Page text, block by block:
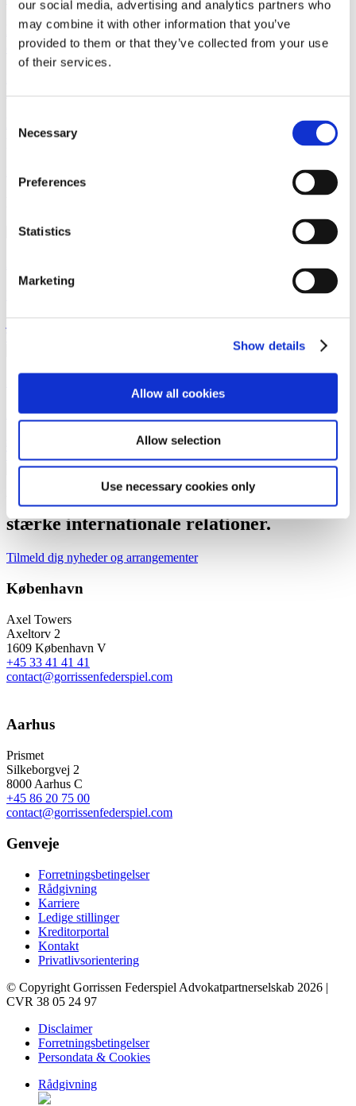
our social media, advertising and analytics partners who
may combine it with other information that you’ve
provided to them or that they’ve collected from your use
of their services.
Selection
Necessary
Preferences
Statistics
Marketing
Show details
Allow all cookies
Allow selection
Use necessary cookies only
Ny Covid-19-regulering i Tyskland: Tilpasning af
erhvervslejekontrakter
Ny mulighed for kompensation i forbindelse med tv-
produktioner som følge af COVID-19-restriktioner
Managing Counsel (L)
sbo@gorrissenfederspiel.com
T +45 86 20 74 63
Vi er et førende dansk advokatfirma med
stærke internationale relationer.
Tilmeld dig nyheder og arrangementer
København
Axel Towers
Axeltorv 2
1609 København V
+45 33 41 41 41
contact@gorrissenfederspiel.com
Aarhus
Prismet
Silkeborgvej 2
8000 Aarhus C
+45 86 20 75 00
contact@gorrissenfederspiel.com
Genveje
Forretningsbetingelser
Rådgivning
Karriere
Ledige stillinger
Kreditorportal
Kontakt
Privatlivsorientering
© Copyright Gorrissen Federspiel Advokatpartnerselskab 2026 |
CVR 38 05 24 97
Disclaimer
Forretningsbetingelser
Persondata & Cookies
Rådgivning